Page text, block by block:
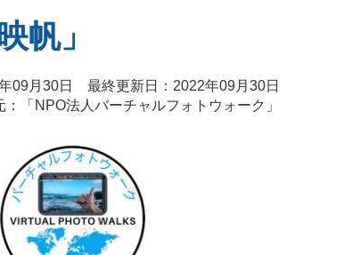
帆」
09月30日 最終更新日：2022年09月30日
：「 NPO法人バーチャルフォトウォーク 」